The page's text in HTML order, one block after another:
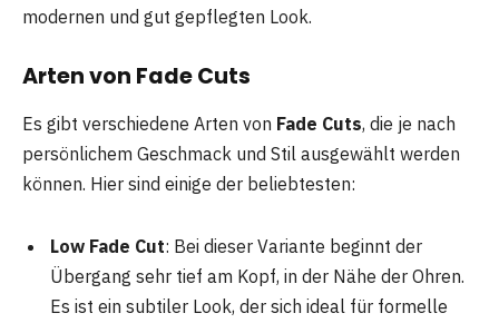
modernen und gut gepflegten Look.
Arten von Fade Cuts
Es gibt verschiedene Arten von Fade Cuts, die je nach
persönlichem Geschmack und Stil ausgewählt werden
können. Hier sind einige der beliebtesten:
Low Fade Cut: Bei dieser Variante beginnt der
Übergang sehr tief am Kopf, in der Nähe der Ohren.
Es ist ein subtiler Look, der sich ideal für formelle